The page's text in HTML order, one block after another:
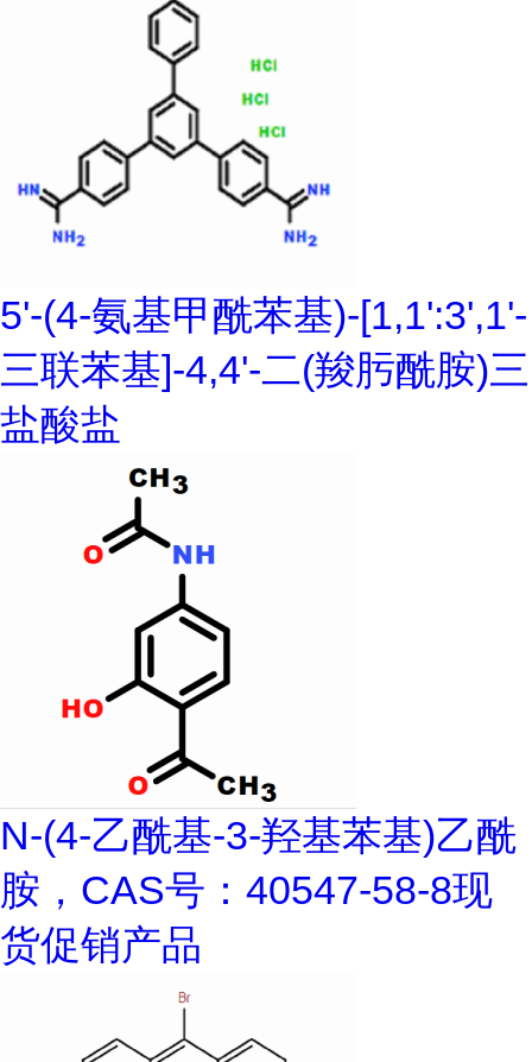
5'-(4-氨基甲酰苯基)-[1,1':3',1'-
三联苯基]-4,4'-二(羧肟酰胺)三
盐酸盐
N-(4-乙酰基-3-羟基苯基)乙酰
胺，CAS号：40547-58-8现
货促销产品